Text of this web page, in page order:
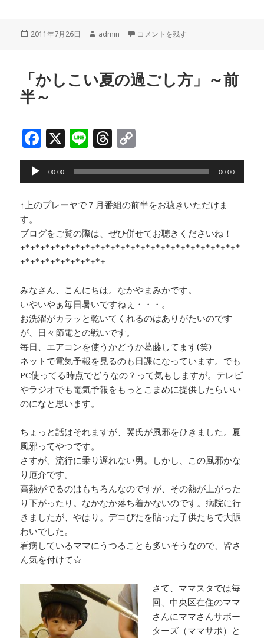
c
e
o
o
e r
e
d
y
n
投
2011年7月26日
作
admin 「かしこい夏の過ごし方」～後半～ に
コメントを残す
「かしこい夏の過ごし方」～前
半～
F
a
c
e
b
o
o
k
X Li
n
e
T
h
r
e
a
d
s
o
p
y
Li
n
k
レ
ー
ヤ
ー
00:00 00:00
↑上のプレーヤで７月番組の前半をお聴きいただけま
す。
ブログをご覧の際は、ぜひ併せてお聴きくださいね！
+*+*+*+*+*+*+*+*+*+*+*+*+*+*+*+*+*+*+*+*+*+*
+*+*+*+*+*+*+*+*+
みなさん、こんにちは。なかやまみかです。
いやいやぁ毎日暑いですねぇ・・・。
お洗濯がカラッと乾いてくれるのはありがたいのです
が、日々節電との戦いです。
毎日、エアコンを使うかどうか葛藤してます(笑)
ネットで電気予報を見るのも日課になっています。でも
PC使ってる時点でどうなの？って気もしますが。テレビ
やラジオでも電気予報をもっとこまめに提供したらいい
のになと思います。
ちょっと話はそれますが、翼氏が風邪をひきました。夏
風邪ってやつです。
さすが、流行に乗り遅れない男。しかし、この風邪かな
り厄介です。
高熱がでるのはもちろんなのですが、その熱が上がった
り下がったり。なかなか落ち着かないのです。病院に行
きましたが、やはり。デコぴたを貼った子供たちで大賑
わいでした。
看病しているママにうつることも多いそうなので、皆さ
ん気を付けて☆
さて、ママスタでは毎
回、中央区在住のママ
さんにママさんサポー
ターズ（ママサポ）と